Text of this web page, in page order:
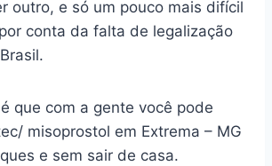
outro, e só um pouco mais difícil
conta da falta de legalização
que com a gente você pode
misoprostol em Extrema – MG
e sem sair de casa.